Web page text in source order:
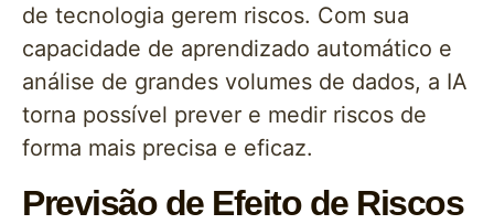
de tecnologia gerem riscos. Com sua
capacidade de aprendizado automático e
análise de grandes volumes de dados, a IA
torna possível prever e medir riscos de
forma mais precisa e eficaz.
Previsão de Efeito de Riscos